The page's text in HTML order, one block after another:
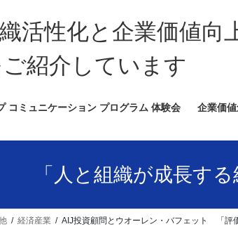
活性化と企業価値
紹介しています
コミュニケーション プログラム 体験会 企業価
「人と組織が成長す
経済産業 AIJ投資顧問とウオーレン・バフェット 「評